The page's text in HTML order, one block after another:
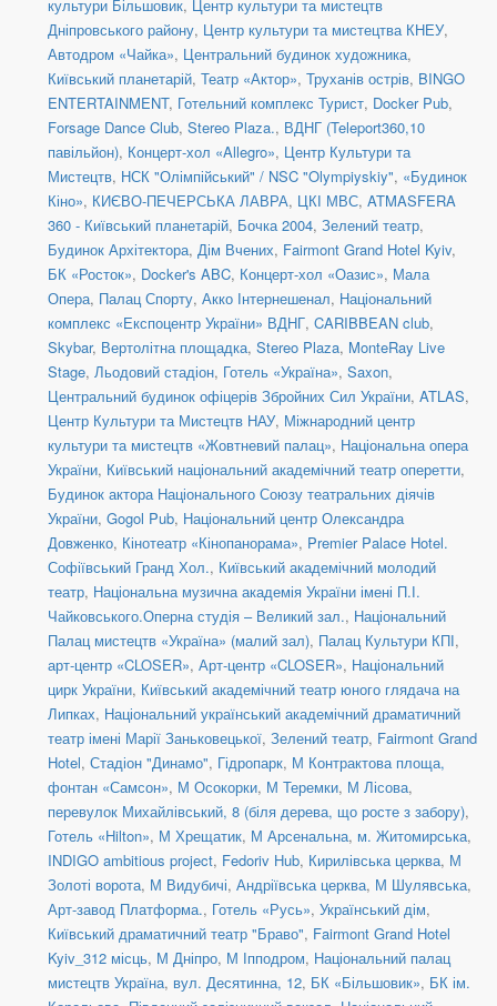
культури Більшовик, Центр культури та мистецтв
Дніпровського району, Центр культури та мистецтва КНЕУ,
Автодром «Чайка», Центральний будинок художника,
Київський планетарій, Театр «Актор», Труханів острів, BINGO
ENTERTAINMENT, Готельний комплекс Турист, Docker Pub,
Forsage Dance Club, Stereo Plaza., ВДНГ (Teleport360,10
павільйон), Концерт-хол «Allegro», Центр Культури та
Мистецтв, НСК "Олімпійський" / NSC "Olympiyskiy", «Будинок
Кіно», КИЄВО-ПЕЧЕРСЬКА ЛАВРА, ЦКІ МВС, ATMASFERA
360 - Київський планетарій, Бочка 2004, Зелений театр,
Будинок Архітектора, Дім Вчених, Fairmont Grand Hotel Kyiv,
БК «Росток», Docker's ABC, Концерт-хол «Оазис», Мала
Опера, Палац Спорту, Акко Інтернешенал, Національний
комплекс «Експоцентр України» ВДНГ, CARIBBEAN club,
Skybar, Вертолітна площадка, Stereo Plaza, MonteRay Live
Stage, Льодовий стадіон, Готель «Україна», Saxon,
Центральний будинок офіцерів Збройних Сил України, ATLAS,
Центр Культури та Мистецтв НАУ, Міжнародний центр
культури та мистецтв «Жовтневий палац», Національна опера
України, Київський національний академічний театр оперетти,
Будинок актора Національного Союзу театральних діячів
України, Gogol Pub, Національний центр Олександра
Довженко, Кінотеатр «Кінопанорама», Premier Palace Hotel.
Софіївський Гранд Хол., Київський академічний молодий
театр, Національна музична академія України імені П.І.
Чайковського.Оперна студія – Великий зал., Національний
Палац мистецтв «Україна» (малий зал), Палац Культури КПІ,
арт-центр «CLOSER», Арт-центр «CLOSER», Національний
цирк України, Київський академічний театр юного глядача на
Липках, Національний український академічний драматичний
театр імені Марії Заньковецької, Зелений театр, Fairmont Grand
Hotel, Стадіон "Динамо", Гідропарк, М Контрактова площа,
фонтан «Самсон», М Осокорки, М Теремки, М Лісова,
перевулок Михайлівський, 8 (біля дерева, що росте з забору),
Готель «Hilton», М Хрещатик, М Арсенальна, м. Житомирська,
INDIGO ambitious project, Fedoriv Hub, Кирилівська церква, М
Золоті ворота, М Видубичі, Андріївська церква, М Шулявська,
Арт-завод Платформа., Готель «Русь», Український дім,
Київський драматичний театр "Браво", Fairmont Grand Hotel
Kyiv_312 місць, М Дніпро, М Іпподром, Національний палац
мистецтв Україна, вул. Десятинна, 12, БК «Більшовик», БК ім.